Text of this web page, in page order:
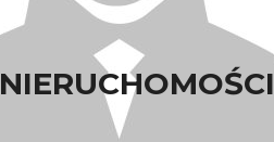
NIERUCHOMOŚCI